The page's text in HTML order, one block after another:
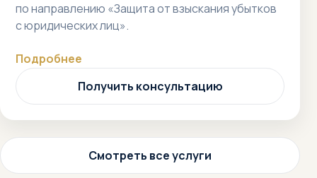
по направлению «Защита от взыскания убытков
с юридических лиц».
Подробнее
Получить консультацию
Смотреть все услуги